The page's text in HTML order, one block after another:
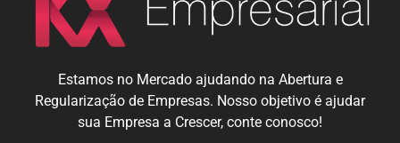
Estamos no Mercado ajudando na Abertura e
Regularização de Empresas. Nosso objetivo é ajudar
sua Empresa a Crescer, conte conosco!